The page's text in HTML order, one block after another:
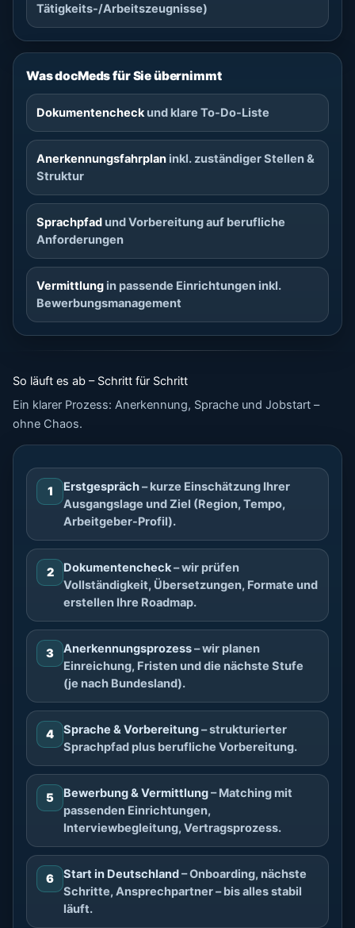
Tätigkeits-/Arbeitszeugnisse)
Was docMeds für Sie übernimmt
Dokumentencheck und klare To-Do-Liste
Anerkennungsfahrplan inkl. zuständiger Stellen &
Struktur
Sprachpfad und Vorbereitung auf berufliche
Anforderungen
Vermittlung in passende Einrichtungen inkl.
Bewerbungsmanagement
So läuft es ab – Schritt für Schritt
Ein klarer Prozess: Anerkennung, Sprache und Jobstart –
ohne Chaos.
1 Erstgespräch– kurze Einschätzung Ihrer
Ausgangslage und Ziel (Region, Tempo,
Arbeitgeber-Profil).
2 Dokumentencheck– wir prüfen
Vollständigkeit, Übersetzungen, Formate und
erstellen Ihre Roadmap.
3 Anerkennungsprozess– wir planen
Einreichung, Fristen und die nächste Stufe
(je nach Bundesland).
4 Sprache & Vorbereitung– strukturierter
Sprachpfad plus berufliche Vorbereitung.
5 Bewerbung & Vermittlung– Matching mit
passenden Einrichtungen,
Interviewbegleitung, Vertragsprozess.
6 Start in Deutschland – Onboarding, nächste
Schritte, Ansprechpartner – bis alles stabil
läuft.